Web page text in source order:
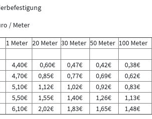
/ Meter
1 Meter 20 Meter 30 Meter 50 Meter 100 Meter
4,40€ 0,60€ 0,47€ 0,42€
0,38€
4,70€ 0,85€ 0,77€ 0,69€
0,62€
5,10€ 1,12€ 1,02€ 0,92€
0,83€
5,50€ 1,55€ 1,40€ 1,26€
1,13€
6,10€ 2,02€ 1,83€ 1,65€ 1,48€